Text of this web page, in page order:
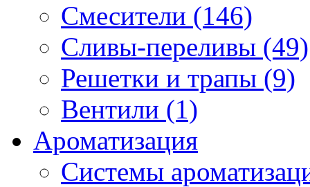
Смесители (146)
Сливы-переливы (49)
Решетки и трапы (9)
Вентили (1)
Ароматизация
Системы